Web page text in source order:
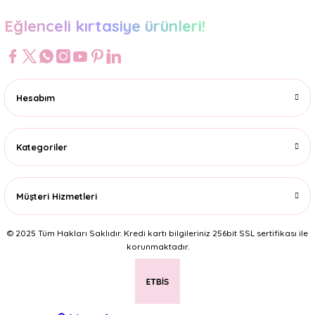
Eğlenceli kırtasiye ürünleri!
Hesabım
Kategoriler
Müşteri Hizmetleri
© 2025 Tüm Hakları Saklıdır. Kredi kartı bilgileriniz 256bit SSL sertifikası ile
korunmaktadır.